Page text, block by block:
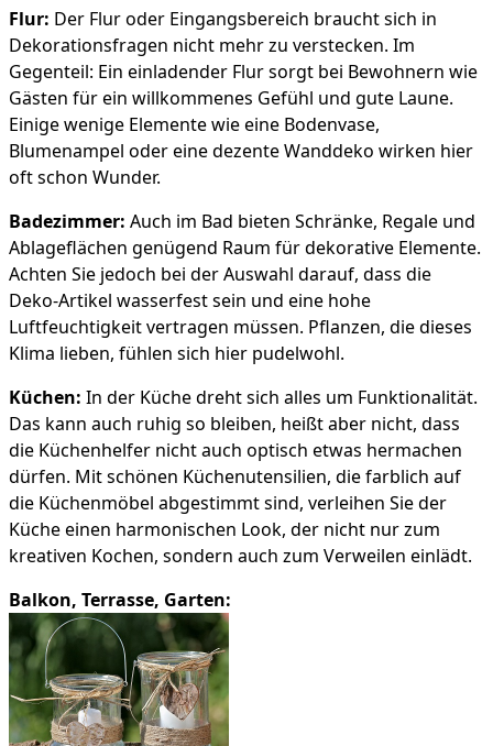
Flur: Der Flur oder Eingangsbereich braucht sich in
Dekorationsfragen nicht mehr zu verstecken. Im
Gegenteil: Ein einladender Flur sorgt bei Bewohnern wie
Gästen für ein willkommenes Gefühl und gute Laune.
Einige wenige Elemente wie eine Bodenvase,
Blumenampel oder eine dezente Wanddeko wirken hier
oft schon Wunder.
Badezimmer: Auch im Bad bieten Schränke, Regale und
Ablageflächen genügend Raum für dekorative Elemente.
Achten Sie jedoch bei der Auswahl darauf, dass die
Deko-Artikel wasserfest sein und eine hohe
Luftfeuchtigkeit vertragen müssen. Pflanzen, die dieses
Klima lieben, fühlen sich hier pudelwohl.
Küchen: In der Küche dreht sich alles um Funktionalität.
Das kann auch ruhig so bleiben, heißt aber nicht, dass
die Küchenhelfer nicht auch optisch etwas hermachen
dürfen. Mit schönen Küchenutensilien, die farblich auf
die Küchenmöbel abgestimmt sind, verleihen Sie der
Küche einen harmonischen Look, der nicht nur zum
kreativen Kochen, sondern auch zum Verweilen einlädt.
Balkon, Terrasse, Garten: